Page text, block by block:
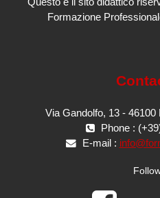
Questo è il sito didattico
Formazione
Via Gandolfo, 13 -
Phone :
E-mail :